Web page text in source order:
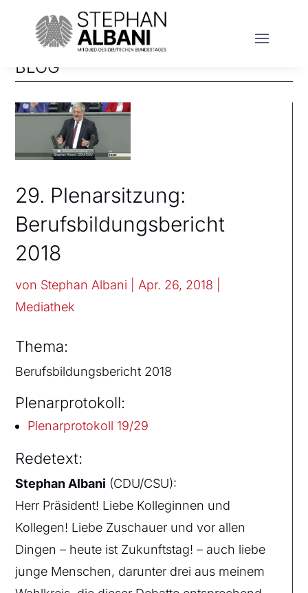
BLOG
29. Plenarsitzung:
Berufsbildungsbericht
2018
von Stephan Albani Apr. 26, 2018
Mediathek
Thema:
Berufsbildungsbericht 2018
Plenarprotokoll:
Plenarprotokoll 19/29
Redetext:
Stephan Albani (CDU/CSU):
Herr Präsident! Liebe Kolleginnen und
Kollegen! Liebe Zuschauer und vor allen
Dingen – heute ist Zukunftstag! – auch liebe
junge Menschen, darunter drei aus meinem